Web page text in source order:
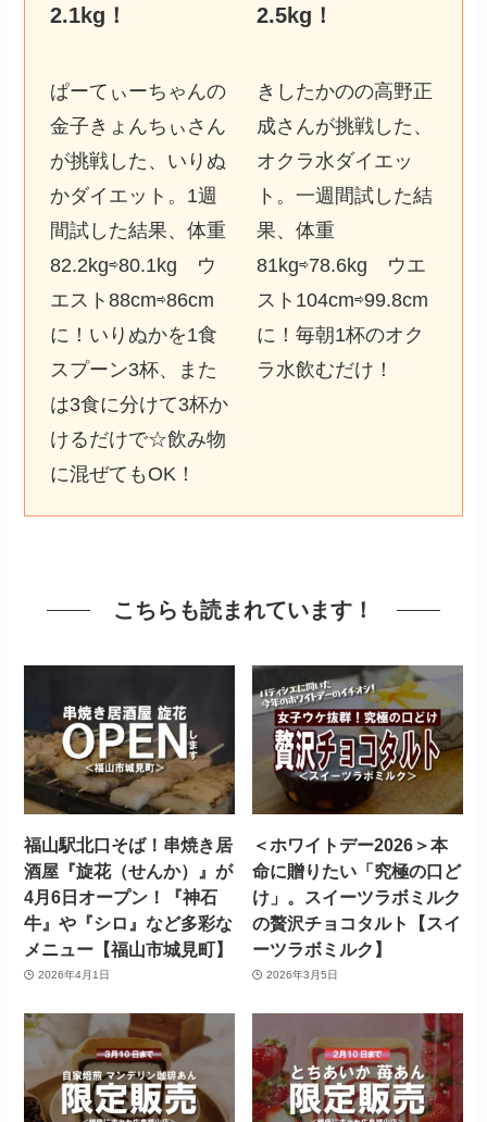
2.1kg ！
ぱーてぃーちゃんの
金子きょんちぃさん
が挑戦した、いりぬ
かダイエット。1週
間試した結果、体重
82.2kg⇨80.1kg ウ
エスト88cm⇨86cm
に！いりぬかを1食
スプーン3杯、また
は3食に分けて3杯か
けるだけで☆飲み物
に混ぜてもOK！
2.5kg ！
きしたかのの高野正
成さんが挑戦した、
オクラ水ダイエッ
ト。一週間試した結
果、体重
81kg⇨78.6kg ウエ
スト104cm⇨99.8cm
に！毎朝1杯のオク
ラ水飲むだけ！
こちらも読まれています！
福山駅北口そば！串焼き居
酒屋『旋花（せんか）』が
4月6日オープン！『神石
牛』や『シロ』など多彩な
メニュー【福山市城見町】
2026年4月1日
＜ホワイトデー2026＞本
命に贈りたい「究極の口ど
け」。スイーツラボミルク
の贅沢チョコタルト【スイ
ーツラボミルク】
2026年3月5日